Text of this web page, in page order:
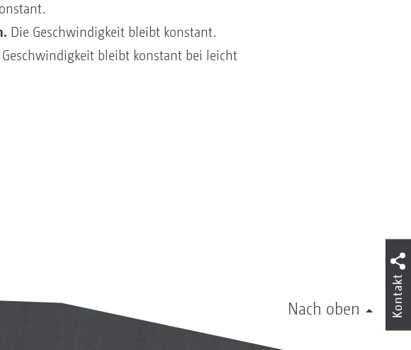
Die Geschwindigkeit bleibt konstant.
Geschwindigkeit bleibt konstant bei leicht
Nach oben Kontakt